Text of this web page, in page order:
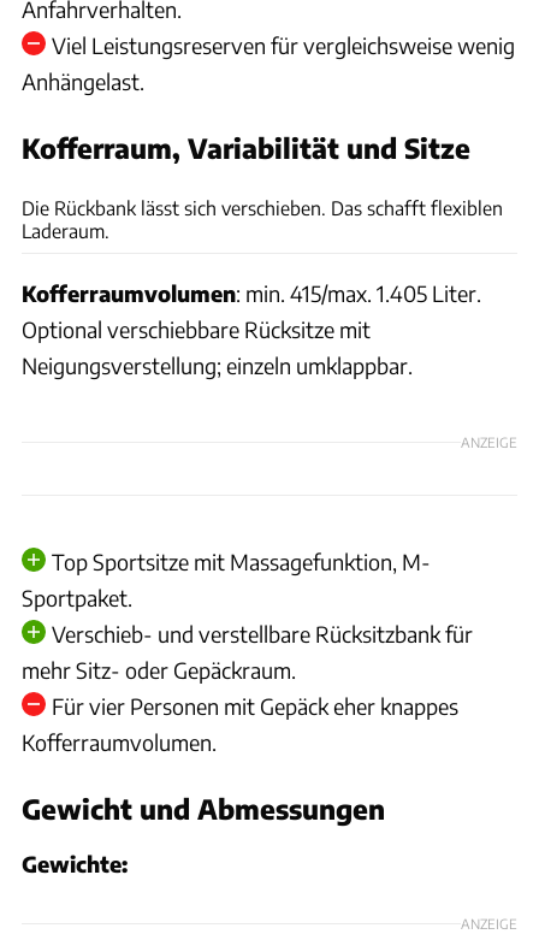
Anfahrverhalten.
Viel Leistungsreserven für vergleichsweise wenig
Anhängelast.
Kofferraum, Variabilität und SitzeAndreas Becker
Die Rückbank lässt sich verschieben. Das schafft flexiblen
Laderaum.
Kofferraumvolumen: min. 415/max. 1.405 Liter.
Optional verschiebbare Rücksitze mit
Neigungsverstellung; einzeln umklappbar.
ANZEIGE
Top Sportsitze mit Massagefunktion, M-
Sportpaket.
Verschieb- und verstellbare Rücksitzbank für
mehr Sitz- oder Gepäckraum.
Für vier Personen mit Gepäck eher knappes
Kofferraumvolumen.
Gewicht und Abmessungen
Gewichte:
ANZEIGE